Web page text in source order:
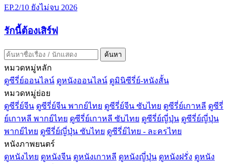
EP.2/10 ยังไม่จบ 2026
รักนี้ต้องเสิร์ฟ
ค้นหา
หมวดหมู่หลัก
ดูซีรี่ย์ออนไลน์ ดูหนังออนไลน์ ดูมินิซีรี่ย์-หนังสั้น
หมวดหมู่ย่อย
ดูซีรี่ย์จีน ดูซีรี่ย์จีน พากย์ไทย ดูซีรี่ย์จีน ซับไทย ดูซีรี่ย์เกาหลี ดูซีรี่
ย์เกาหลี พากย์ไทย ดูซีรี่ย์เกาหลี ซับไทย ดูซีรี่ย์ญี่ปุ่น ดูซีรี่ย์ญี่ปุ่น
พากย์ไทย ดูซีรี่ย์ญี่ปุ่น ซับไทย ดูซีรี่ย์ไทย - ละครไทย
หนังภาพยนตร์
ดูหนังไทย ดูหนังจีน ดูหนังเกาหลี ดูหนังญี่ปุ่น ดูหนังฝรั่ง ดูหนัง